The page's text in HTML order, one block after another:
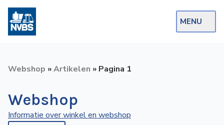
MENU
Op de Rails
NVBS Actueel
Afdelingen
Webshop »Artikelen » Pagina 1
Webshop
Informatie over winkel en webshop